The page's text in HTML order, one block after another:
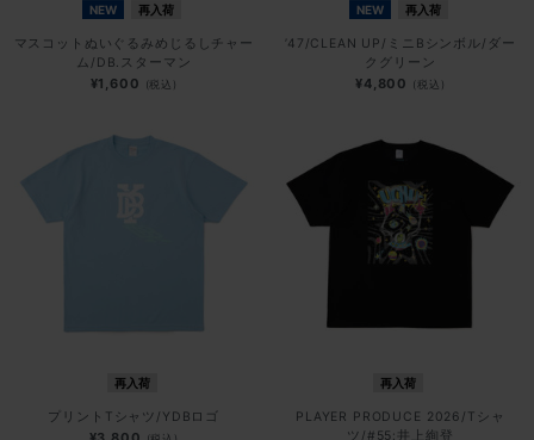
NEW 再入荷
マスコットぬいぐるみめじるしチャー
ム/DB.スターマン
¥1,600 (税込)
NEW 再入荷
’47/CLEAN UP/ミニBシンボル/ダー
クグリーン
¥4,800 (税込)
再入荷
プリントTシャツ/YDBロゴ
再入荷
PLAYER PRODUCE 2026/Tシャ
ツ/#55:井上絢登